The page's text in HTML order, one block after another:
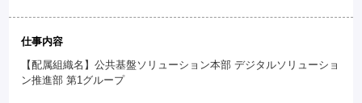
仕事内容
【配属組織名】公共基盤ソリューション本部 デジタルソリューショ
ン推進部 第1グループ